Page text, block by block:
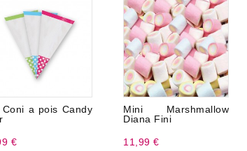
Coni a pois Candy
€
Mini Marshmallow
Diana Fini
11,99 €